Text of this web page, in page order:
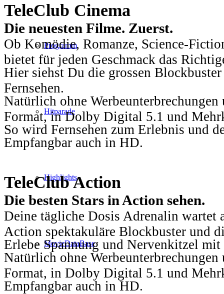
Programm
Hitparade
Highlights
MovieDataBase
TeleClub Cinema
Die neuesten Filme. Zuerst.
Ob Komödie, Romanze, Science-
bietet für jeden Geschmack das
Hier siehst Du die grossen
Fernsehen.
Natürlich ohne
Format, in Dolby Digital 5.1 und
So wird Fernsehen zum Erlebnis und
Empfangbar auch in HD.
TeleClub Action
Die besten Stars in Action sehen.
Deine tägliche Dosis Adrenalin wartet
Action spektakuläre Blockbuster und
Erlebe Spannung und Nervenkitzel
Natürlich ohne
Format, in Dolby Digital 5.1 und
Empfangbar auch in HD.